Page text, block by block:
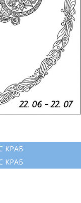
КРАБ
КРАБ